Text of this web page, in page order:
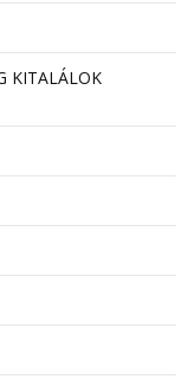
KITALÁLOK